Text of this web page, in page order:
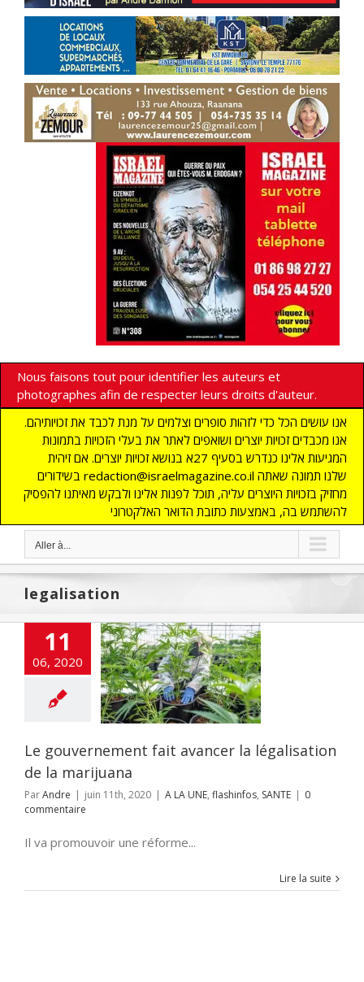
Nous faisons tout pour identifier les auteurs et
photographes afin de respecter leurs droits d'auteur.
אנו עושים הכל כדי לזהות סופרים וצלמים על מנת לכבד את זכויותיהם.
אנו מכבדים זכויות יוצרים ושואפים לאתר את בעלי הזכויות בתמונות
המגיעות אלינו כנדרש בסעיף 27א בנושא זכויות יוצרים. אם זיהית
בשידורים redaction@israelmagazine.co.il שלנו תמונה שאתה
מחזיק בזכויות היוצרים עליה, תוכל לפנות אלינו ולבקש מאיתנו להפסיק
להשתמש בה, באמצעות כתובת הדואר האלקטרוני
Aller à...
legalisation
11
06, 2020
fait
marijuana
Le gouvernement fait avancer la légalisation
de la marijuana
ParAndre | juin 11th, 2020 | A LA UNE, flashinfos, SANTE | 0
commentaire
Il va promouvoir une réforme...
Lire la suite